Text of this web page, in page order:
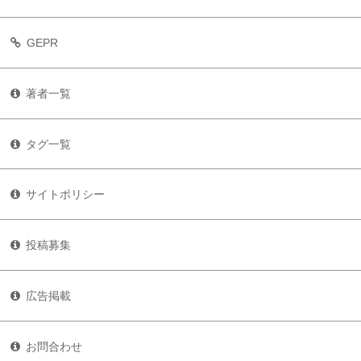
GEPR
著者一覧
タグ一覧
サイトポリシー
投稿募集
広告掲載
お問合わせ